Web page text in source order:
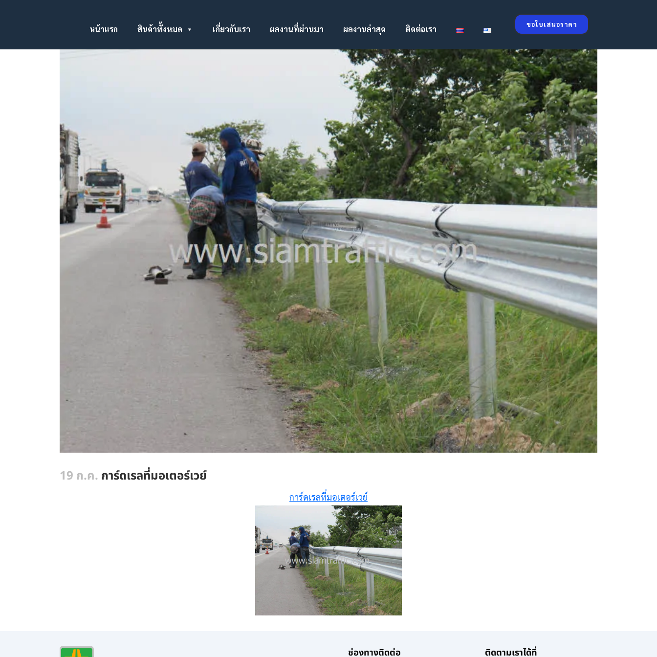
ขอใบเสนอราคา
หน้าแรก สินค้าทั้งหมด เกี่ยวกับเรา ผลงานที่ผ่านมา ผลงานล่าสุด ติดต่อเรา
19 ก.ค. การ์ดเรลที่มอเตอร์เวย์
การ์ดเรลที่มอเตอร์เวย์
ช่องทางติดต่อ ติดตามเราได้ที่